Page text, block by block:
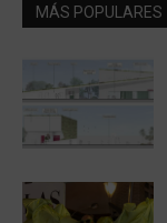
MÁS POPULARES